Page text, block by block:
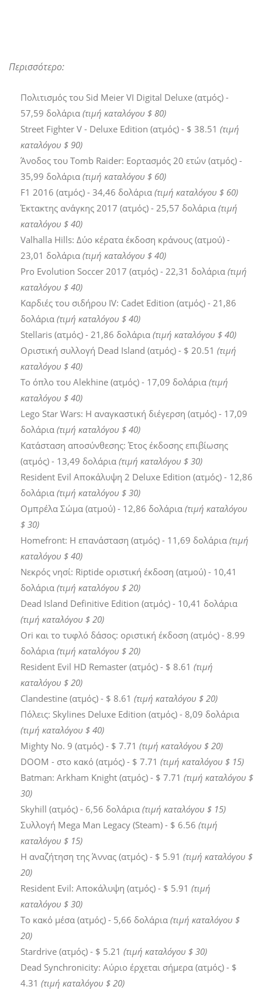
Περισσότερο:
Πολιτισμός του Sid Meier VI Digital Deluxe (ατμός) -
57,59 δολάρια (τιμή καταλόγου $ 80)
Street Fighter V - Deluxe Edition (ατμός) - $ 38.51 (τιμή
καταλόγου $ 90)
Άνοδος του Tomb Raider: Εορτασμός 20 ετών (ατμός) -
35,99 δολάρια (τιμή καταλόγου $ 60)
F1 2016 (ατμός) - 34,46 δολάρια (τιμή καταλόγου $ 60)
Έκτακτης ανάγκης 2017 (ατμός) - 25,57 δολάρια (τιμή
καταλόγου $ 40)
Valhalla Hills: Δύο κέρατα έκδοση κράνους (ατμού) -
23,01 δολάρια (τιμή καταλόγου $ 40)
Pro Evolution Soccer 2017 (ατμός) - 22,31 δολάρια (τιμή
καταλόγου $ 40)
Καρδιές του σιδήρου IV: Cadet Edition (ατμός) - 21,86
δολάρια (τιμή καταλόγου $ 40)
Stellaris (ατμός) - 21,86 δολάρια (τιμή καταλόγου $ 40)
Οριστική συλλογή Dead Island (ατμός) - $ 20.51 (τιμή
καταλόγου $ 40)
Το όπλο του Alekhine (ατμός) - 17,09 δολάρια (τιμή
καταλόγου $ 40)
Lego Star Wars: Η αναγκαστική διέγερση (ατμός) - 17,09
δολάρια (τιμή καταλόγου $ 40)
Κατάσταση αποσύνθεσης: Έτος έκδοσης επιβίωσης
(ατμός) - 13,49 δολάρια (τιμή καταλόγου $ 30)
Resident Evil Αποκάλυψη 2 Deluxe Edition (ατμός) - 12,86
δολάρια (τιμή καταλόγου $ 30)
Ομπρέλα Σώμα (ατμού) - 12,86 δολάρια (τιμή καταλόγου
$ 30)
Homefront: Η επανάσταση (ατμός) - 11,69 δολάρια (τιμή
καταλόγου $ 40)
Νεκρός νησί: Riptide οριστική έκδοση (ατμού) - 10,41
δολάρια (τιμή καταλόγου $ 20)
Dead Island Definitive Edition (ατμός) - 10,41 δολάρια
(τιμή καταλόγου $ 20)
Ori και το τυφλό δάσος: οριστική έκδοση (ατμός) - 8.99
δολάρια (τιμή καταλόγου $ 20)
Resident Evil HD Remaster (ατμός) - $ 8.61 (τιμή
καταλόγου $ 20)
Clandestine (ατμός) - $ 8.61 (τιμή καταλόγου $ 20)
Πόλεις: Skylines Deluxe Edition (ατμός) - 8,09 δολάρια
(τιμή καταλόγου $ 40)
Mighty No. 9 (ατμός) - $ 7.71 (τιμή καταλόγου $ 20)
DOOM - στο κακό (ατμός) - $ 7.71 (τιμή καταλόγου $ 15)
Batman: Arkham Knight (ατμός) - $ 7.71 (τιμή καταλόγου $
30)
Skyhill (ατμός) - 6,56 δολάρια (τιμή καταλόγου $ 15)
Συλλογή Mega Man Legacy (Steam) - $ 6.56 (τιμή
καταλόγου $ 15)
Η αναζήτηση της Άννας (ατμός) - $ 5.91 (τιμή καταλόγου $
20)
Resident Evil: Αποκάλυψη (ατμός) - $ 5.91 (τιμή
καταλόγου $ 30)
Το κακό μέσα (ατμός) - 5,66 δολάρια (τιμή καταλόγου $
20)
Stardrive (ατμός) - $ 5.21 (τιμή καταλόγου $ 30)
Dead Synchronicity: Αύριο έρχεται σήμερα (ατμός) - $
4.31 (τιμή καταλόγου $ 20)